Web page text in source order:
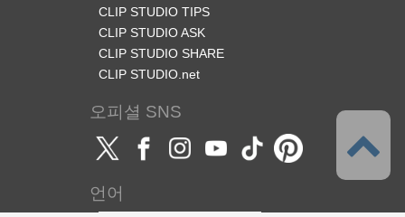
CLIP STUDIO TIPS
CLIP STUDIO ASK
CLIP STUDIO SHARE
CLIP STUDIO.net
오피셜 SNS
언어